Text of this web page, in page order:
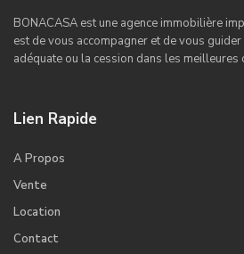
BONACASA est une agence immobilière
est de vous accompagner et de vous
adéquate ou la cession dans les
Lien Rapide
A Propos
Vente
Location
Contact